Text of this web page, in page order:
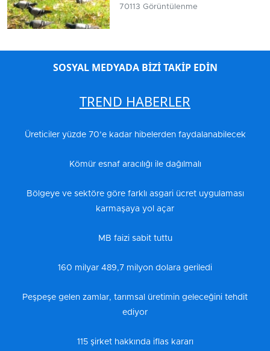
70113 Görüntülenme
SOSYAL MEDYADA BİZİ TAKİP EDİN
TREND HABERLER
Üreticiler yüzde 70’e kadar hibelerden faydalanabilecek
Kömür esnaf aracılığı ile dağılmalı
Bölgeye ve sektöre göre farklı asgari ücret uygulaması
karmaşaya yol açar
MB faizi sabit tuttu
160 milyar 489,7 milyon dolara geriledi
Peşpeşe gelen zamlar, tarımsal üretimin geleceğini tehdit
ediyor
115 şirket hakkında iflas kararı